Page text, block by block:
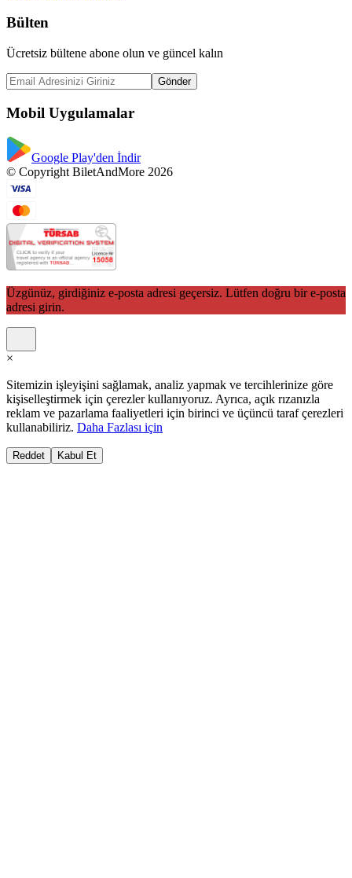
Bülten
Ücretsiz bültene abone olun ve güncel kalın
Gönder
Mobil Uygulamalar
Google Play'den İndir
© Copyright BiletAndMore 2026
Üzgünüz, girdiğiniz e-posta adresi geçersiz. Lütfen doğru bir e-posta
adresi girin.
×
Sitemizin işleyişini sağlamak, analiz yapmak ve tercihlerinize göre
kişiselleştirmek için çerezler kullanıyoruz. Ayrıca, açık rızanızla
reklam ve pazarlama faaliyetleri için birinci ve üçüncü taraf çerezleri
kullanabiliriz. Daha Fazlası için
Reddet Kabul Et